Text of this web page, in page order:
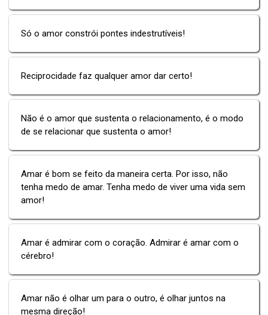
Só o amor constrói pontes indestrutíveis!
Reciprocidade faz qualquer amor dar certo!
Não é o amor que sustenta o relacionamento, é o modo
de se relacionar que sustenta o amor!
Amar é bom se feito da maneira certa. Por isso, não
tenha medo de amar. Tenha medo de viver uma vida sem
amor!
Amar é admirar com o coração. Admirar é amar com o
cérebro!
Amar não é olhar um para o outro, é olhar juntos na
mesma direção!